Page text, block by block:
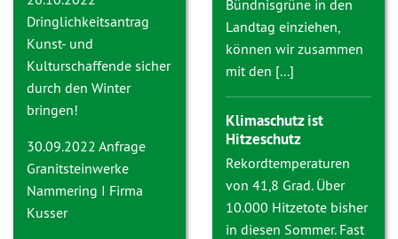
Dringlichkeitsantrag
Kunst- und
Kulturschaffende sicher
durch den Winter
bringen!
30.09.2022 Anfrage
Granitsteinwerke
Nammering I Firma
Kusser
Bündnisgrüne in den
Landtag einziehen,
können wir zusammen
mit den [...]
Klimaschutz ist
Hitzeschutz
Rekordtemperaturen
von 41,8 Grad. Über
10.000 Hitzetote bisher
in diesen Sommer. Fast